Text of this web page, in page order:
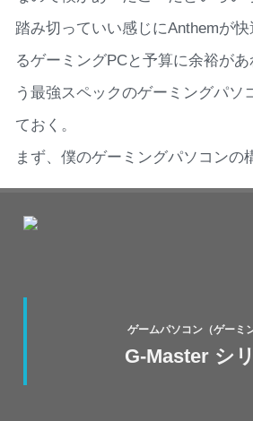
踏み切っていい感じにAnthemが
るゲーミングPCと予算に余裕が
う最強スペックのゲーミングパソ
ておく。
まず、僕のゲーミングパソコンの
ゲームパソコン（ゲーミ
G-Master シ